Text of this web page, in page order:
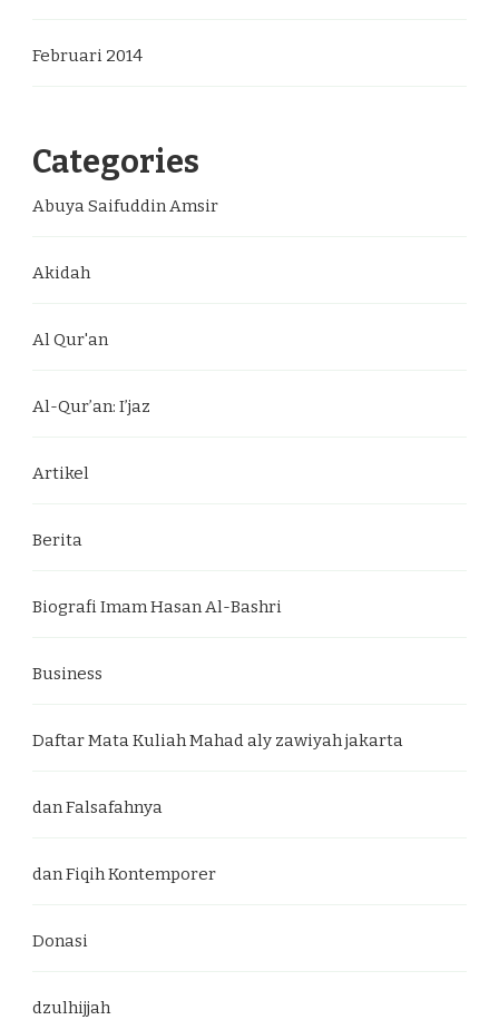
Februari 2014
Categories
Abuya Saifuddin Amsir
Akidah
Al Qur'an
Al-Qur’an: I’jaz
Artikel
Berita
Biografi Imam Hasan Al-Bashri
Business
Daftar Mata Kuliah Mahad aly zawiyah jakarta
dan Falsafahnya
dan Fiqih Kontemporer
Donasi
dzulhijjah